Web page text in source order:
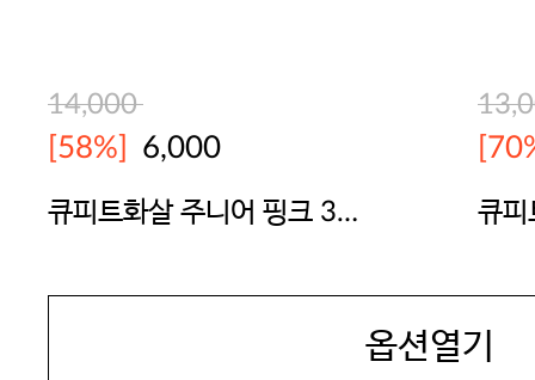
14,000
[58%] 6,000
큐피트화살 주니어 핑크 3단
큐피
옵션열기